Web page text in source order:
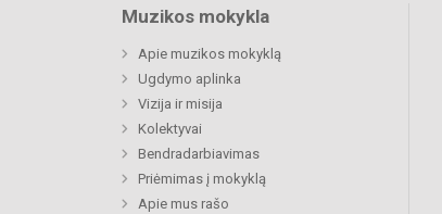
Muzikos mokykla
Apie muzikos mokyklą
Ugdymo aplinka
Vizija ir misija
Kolektyvai
Bendradarbiavimas
Priėmimas į mokyklą
Apie mus rašo